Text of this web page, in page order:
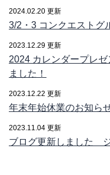
2024.02.20 更新
3/2・3 コンクエストグ
2023.12.29 更新
2024 カレンダープレ
ました！
2023.12.22 更新
年末年始休業のお知ら
2023.11.04 更新
ブログ更新しました